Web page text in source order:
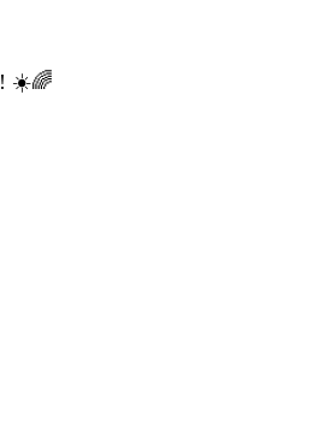
! ☀️🌈